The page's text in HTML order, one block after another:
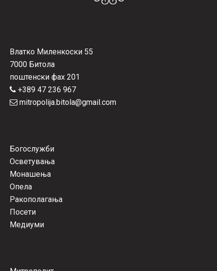
Влатко Миленкоски 55
7000 Битола
поштенски фах 201
+389 47 236 967
mitropolija.bitola@gmail.com
Богослужби
Осветувања
Монашења
Опела
Ракополагања
Посети
Медиуми